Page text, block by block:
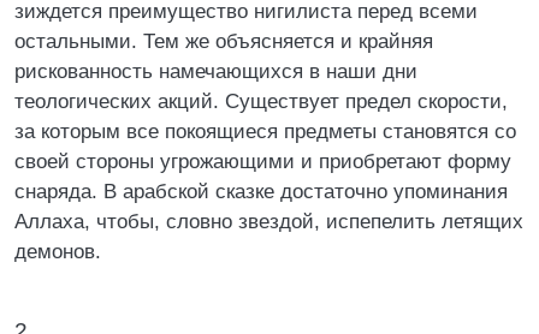
зиждется преимущество нигилиста перед всеми
остальными. Тем же объясняется и крайняя
рискованность намечающихся в наши дни
теологических акций. Существует предел скорости,
за которым все покоящиеся предметы становятся со
своей стороны угрожающими и приобретают форму
снаряда. В арабской сказке достаточно упоминания
Аллаха, чтобы, словно звездой, испепелить летящих
демонов.